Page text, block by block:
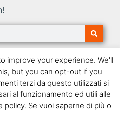
– Numero 76 –
FACEBOOK
improve your experience. We'll
but you can opt-out if you
terzi da questo utilizzati si
al funzionamento ed utili alle
policy. Se vuoi saperne di più o